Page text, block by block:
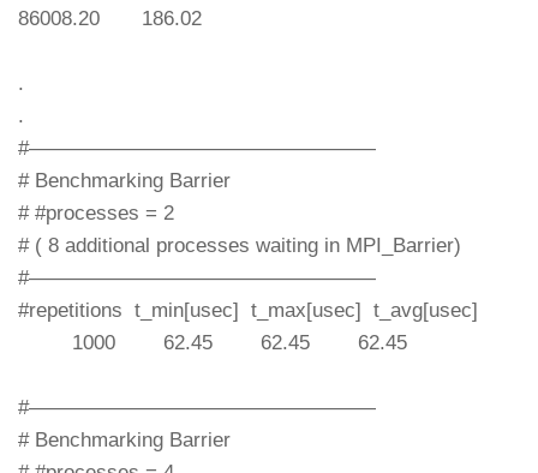
86008.20 186.02
.
.
#—————————————————
# Benchmarking Barrier
# #processes = 2
# ( 8 additional processes waiting in MPI_Barrier)
#—————————————————
#repetitions t_min[usec] t_max[usec] t_avg[usec]
1000 62.45 62.45 62.45
#—————————————————
# Benchmarking Barrier